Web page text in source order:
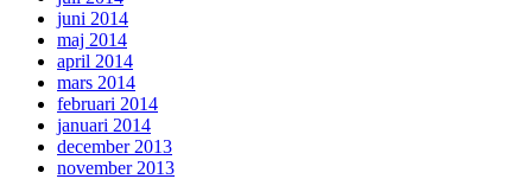
juni 2014
maj 2014
april 2014
mars 2014
februari 2014
januari 2014
december 2013
november 2013